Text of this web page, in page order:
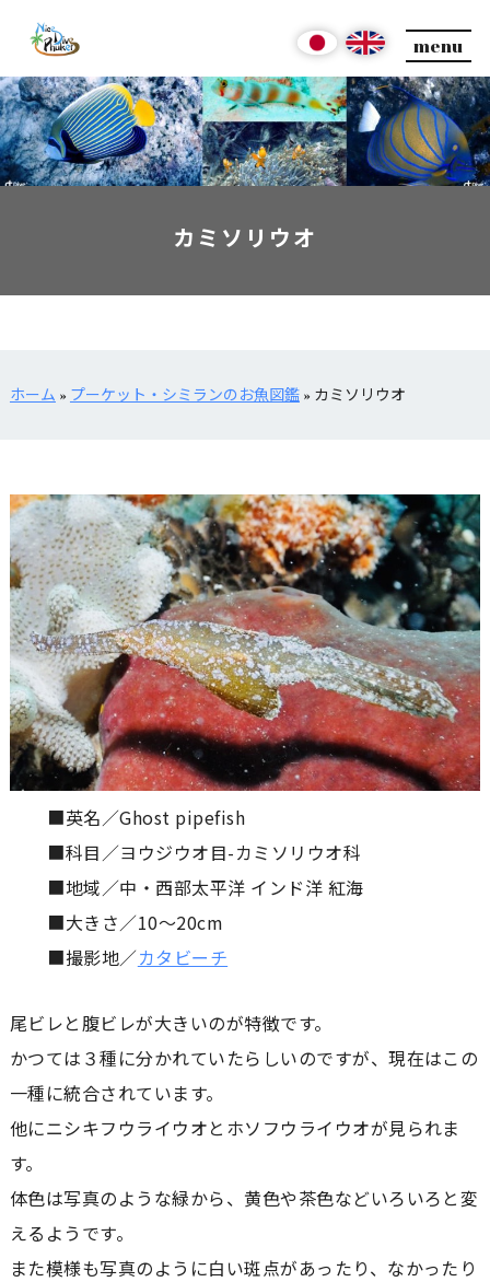
menu
カミソリウオ
ホーム » プーケット・シミランのお魚図鑑» カミソリウオ
■英名／Ghost pipefish
■科目／ヨウジウオ目-カミソリウオ科
■地域／中・西部太平洋 インド洋 紅海
■大きさ／10〜20cm
■撮影地／カタビーチ
尾ビレと腹ビレが大きいのが特徴です。
かつては３種に分かれていたらしいのですが、現在はこの
一種に統合されています。
他にニシキフウライウオとホソフウライウオが見られま
す。
体色は写真のような緑から、黄色や茶色などいろいろと変
えるようです。
また模様も写真のように白い斑点があったり、なかったり